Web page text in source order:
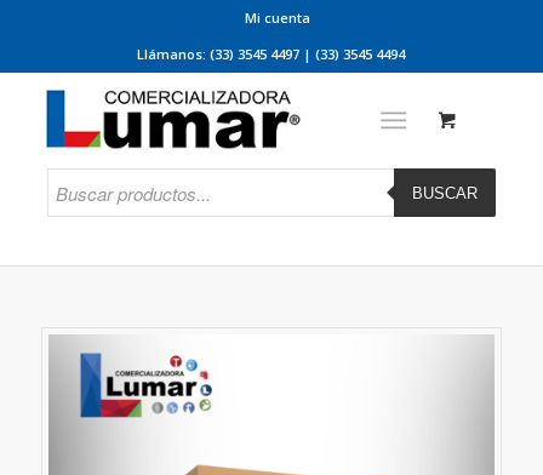
Mi cuenta
Llámanos: (33) 3545 4497 | (33) 3545 4494
BUSCAR